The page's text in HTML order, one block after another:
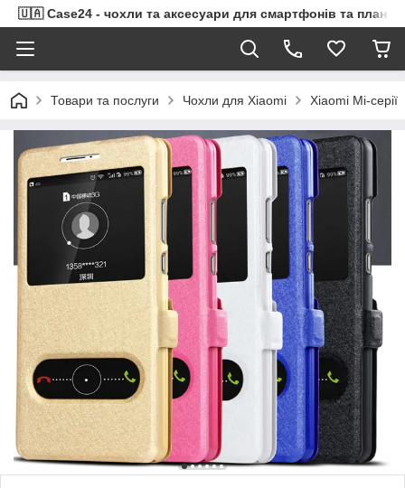
🇺🇦 Case24 - чохли та аксесуари для смартфонів та
Товари та послуги Чохли для Xiaomi Xiaomi Mi-серії